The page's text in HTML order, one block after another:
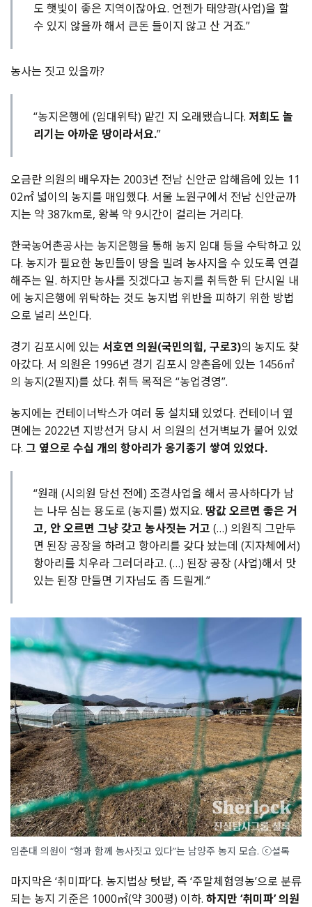
도 햇빛이 좋은 지역이잖아요. 언젠가 태양광(사업)을 할
수 있지 않을까 해서 큰돈 들이지 않고 산 거죠.”
농사는 짓고 있을까?
“농지은행에 (임대위탁) 맡긴 지 오래됐습니다. 저희도 놀
리기는 아까운 땅이라서요.”
오금란 의원의 배우자는 2003년 전남 신안군 압해읍에 있는 11
02㎡ 넓이의 농지를 매입했다. 서울 노원구에서 전남 신안군까
지는 약 387km로, 왕복 약 9시간이 걸리는 거리다.
한국농어촌공사는 농지은행을 통해 농지 임대 등을 수탁하고 있
다. 농지가 필요한 농민들이 땅을 빌려 농사지을 수 있도록 연결
해주는 일. 하지만 농사를 짓겠다고 농지를 취득한 뒤 단시일 내
에 농지은행에 위탁하는 것도 농지법 위반을 피하기 위한 방법
으로 널리 쓰인다.
경기 김포시에 있는 서호연 의원(국민의힘, 구로3)의 농지도 찾
아갔다. 서 의원은 1996년 경기 김포시 양촌읍에 있는 1456㎡
의 농지(2필지)를 샀다. 취득 목적은 “농업경영”.
농지에는 컨테이너박스가 여러 동 설치돼 있었다. 컨테이너 옆
면에는 2022년 지방선거 당시 서 의원의 선거벽보가 붙어 있었
다. 그 옆으로 수십 개의 항아리가 옹기종기 쌓여 있었다.
“원래 (시의원 당선 전에) 조경사업을 해서 공사하다가 남
는 나무 심는 용도로 (농지를) 썼지요. 땅값 오르면 좋은 거
고, 안 오르면 그냥 갖고 농사짓는 거고 (…) 의원직 그만두
면 된장 공장을 하려고 항아리를 갖다 놨는데 (지자체에서)
항아리를 치우라 그러더라고. (…) 된장 공장 (사업)해서 맛
있는 된장 만들면 기자님도 좀 드릴게.”
임춘대 의원이 “형과 함께 농사짓고 있다”는 남양주 농지 모습. ⓒ셜록
마지막은 ‘취미파’다. 농지법상 텃밭, 즉 ‘주말체험영농’으로 분류
되는 농지 기준은 1000㎡(약 300평) 이하. 하지만 ‘취미파’ 의원